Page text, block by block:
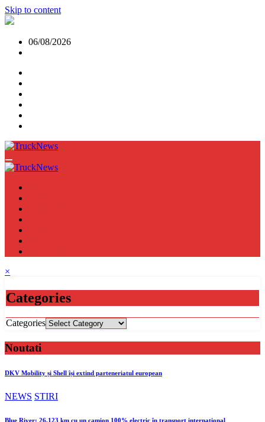
Skip to content
06/08/2026
×
Categories
Categories
Noutati
DKV Mobility și Shell își extind parteneriatul european
NEWS STIRI
Blue River: 26.123 km cu un camion 100% electric în transport internațional